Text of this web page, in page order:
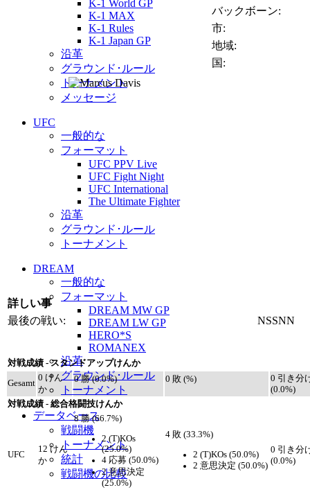
K-1 World GP
K-1 MAX
K-1 Rules
K-1 Japan GP
沿革
グラウンド･ルール
トーナメント
メッセージ
UFC
一般的な
フォーマット
UFC PPV Live
UFC Fight Night
UFC International
The Ultimate Fighter
沿革
グラウンド･ルール
トーナメント
DREAM
一般的な
フォーマット
DREAM MW GP
DREAM LW GP
HERO*S
ROMANEX
沿革
グラウンド･ルール
トーナメント
データベース
戦闘機
トーナメント
統計
戦闘機の比較
バックボーン:
市:
地域:
国:
詳しい事
最後の戦い:
NSSNN
対戦成績 - スタンドアップけんか
Gesamt
0 けん
か
0 勝 (0.0%) 0 敗 (%)
0 引き分
(0.0%)
対戦成績 - 総合格闘技けんか
UFC
12 けん
か
8 勝 (66.7%)
2 (T)KOs
(25.0%)
4 応募 (50.0%)
2 意思決定
(25.0%)
4 敗 (33.3%)
2 (T)KOs (50.0%)
2 意思決定 (50.0%)
0 引き分
(0.0%)